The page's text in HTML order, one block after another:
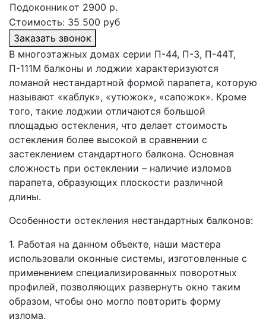
Подоконникот 2900 р.
Стоимость: 35 500 руб
Заказать звонок
В многоэтажных домах серии П-44, П-3, П-44Т,
П-111М балконы и лоджии характеризуются
ломаной нестандартной формой парапета, которую
называют «каблук», «утюжок», «сапожок». Кроме
того, такие лоджии отличаются большой
площадью остекления, что делает стоимость
остекления более высокой в сравнении с
застеклением стандартного балкона. Основная
сложность при остеклении – наличие изломов
парапета, образующих плоскости различной
длины.
Особенности остекления нестандартных балконов:
1. Работая на данном объекте, наши мастера
использовали оконные системы, изготовленные с
применением специализированных поворотных
профилей, позволяющих развернуть окно таким
образом, чтобы оно могло повторить форму
излома.